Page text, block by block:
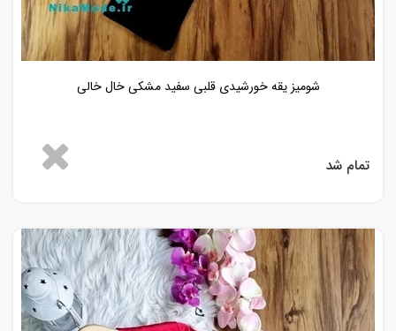
شومیز یقه خورشیدی قلبی سفید مشکی خال خالی
تمام شد